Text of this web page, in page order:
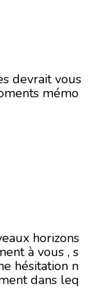
devrait vous
mémo
horizons
à vous , s
hésitation n
dans leq